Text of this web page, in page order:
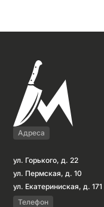
Адреса
ул. Горького, д. 22
ул. Пермская, д. 10
ул. Екатериниская, д. 171
Телефон